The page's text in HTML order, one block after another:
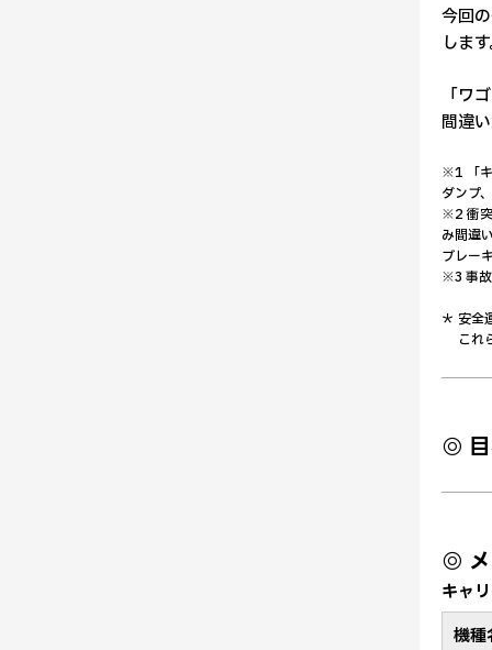
今回
します
「ワ
間違
※1 「キ
ダンプ
※2 衝突
み間違
ブレー
※3 事故
＊ 安全
これ
◎
◎ メ
キャ
機種